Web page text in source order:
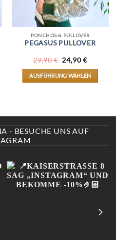
PONCHOS & PULLOVER
PEGASUS PULLOVER
29,90€
PREIS
WAR:
29,90 €
24,90€
IST:
24,90 €.
AUSFÜHRUNG WÄHLEN
VARIANTEN
DIE
DER
PRODUKTSEITE
GEWÄHLT
WERDEN
- BESUCHE UNS AUF